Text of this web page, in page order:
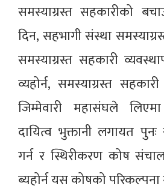
समस्याग्रस्त सहकारीको
दिन, सहभागी संस्था
समस्याग्रस्त सहकारी
व्यहोर्न, समस्याग्रस्त
जिम्मेवारी महासंघले
दायित्व भुक्तानी लगायत
गर्न र स्थिरीकरण कोष
ब्यहोर्न यस कोषको परिकल्पना